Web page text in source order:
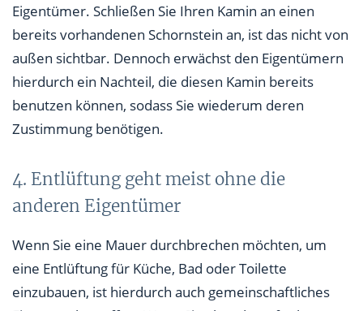
Eigentümer. Schließen Sie Ihren Kamin an einen
bereits vorhandenen Schornstein an, ist das nicht von
außen sichtbar. Dennoch erwächst den Eigentümern
hierdurch ein Nachteil, die diesen Kamin bereits
benutzen können, sodass Sie wiederum deren
Zustimmung benötigen.
4. Entlüftung geht meist ohne die
anderen Eigentümer
Wenn Sie eine Mauer durchbrechen möchten, um
eine Entlüftung für Küche, Bad oder Toilette
einzubauen, ist hierdurch auch gemeinschaftliches